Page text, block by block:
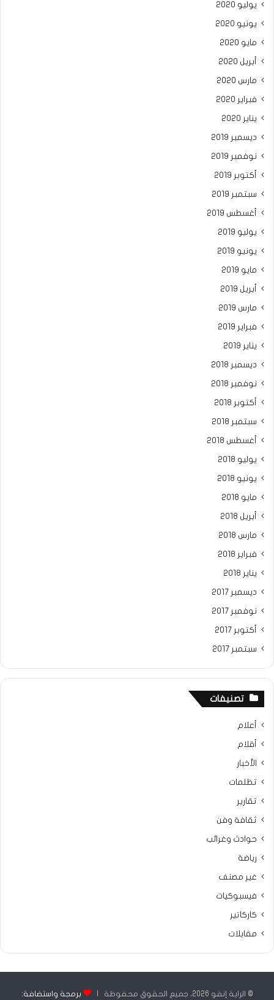
يوليو 2020
يونيو 2020
مايو 2020
أبريل 2020
مارس 2020
فبراير 2020
يناير 2020
ديسمبر 2019
نوفمبر 2019
أكتوبر 2019
سبتمبر 2019
أغسطس 2019
يوليو 2019
يونيو 2019
مايو 2019
أبريل 2019
مارس 2019
فبراير 2019
يناير 2019
ديسمبر 2018
نوفمبر 2018
أكتوبر 2018
سبتمبر 2018
أغسطس 2018
يوليو 2018
يونيو 2018
مايو 2018
أبريل 2018
مارس 2018
فبراير 2018
يناير 2018
ديسمبر 2017
نوفمبر 2017
أكتوبر 2017
سبتمبر 2017
تصنيفات
أعلام
أقلام
الأخبار
تظلمات
تقارير
ثقافة وفن
حوادث وغرائب
رياضة
غير مصنف
فيسبوكيات
كاركاتير
مقابلات
© الراية إنفو 2026، جميع الحقوق محفوظة | برمجة واستضافة: